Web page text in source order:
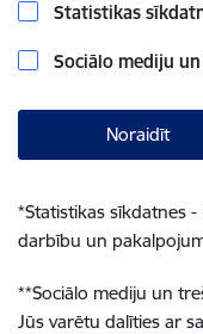
Statistikas
Sociālo mediju
Noraidīt
*Statistikas sīkdatnes
darbību un
**Sociālo mediju un
Jūs varētu dalīties ar